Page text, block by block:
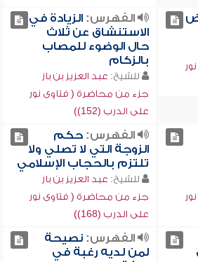
الفهرس:الزيادة في
الاستنشاق عن ثلاث
حال الوضوء للمصاب
بالزكام
للشيخ: عبد العزيز بن باز
جزء من محاضرة ( فتاوى نور
على الدرب (152))
الفهرس:حكم
الزوجة التي لا تصلي ولا
تلتزم بالحجاب الإسلامي
للشيخ: عبد العزيز بن باز
جزء من محاضرة ( فتاوى نور
على الدرب (168))
الفهرس:نصيحة
لمن لديه رغبة في